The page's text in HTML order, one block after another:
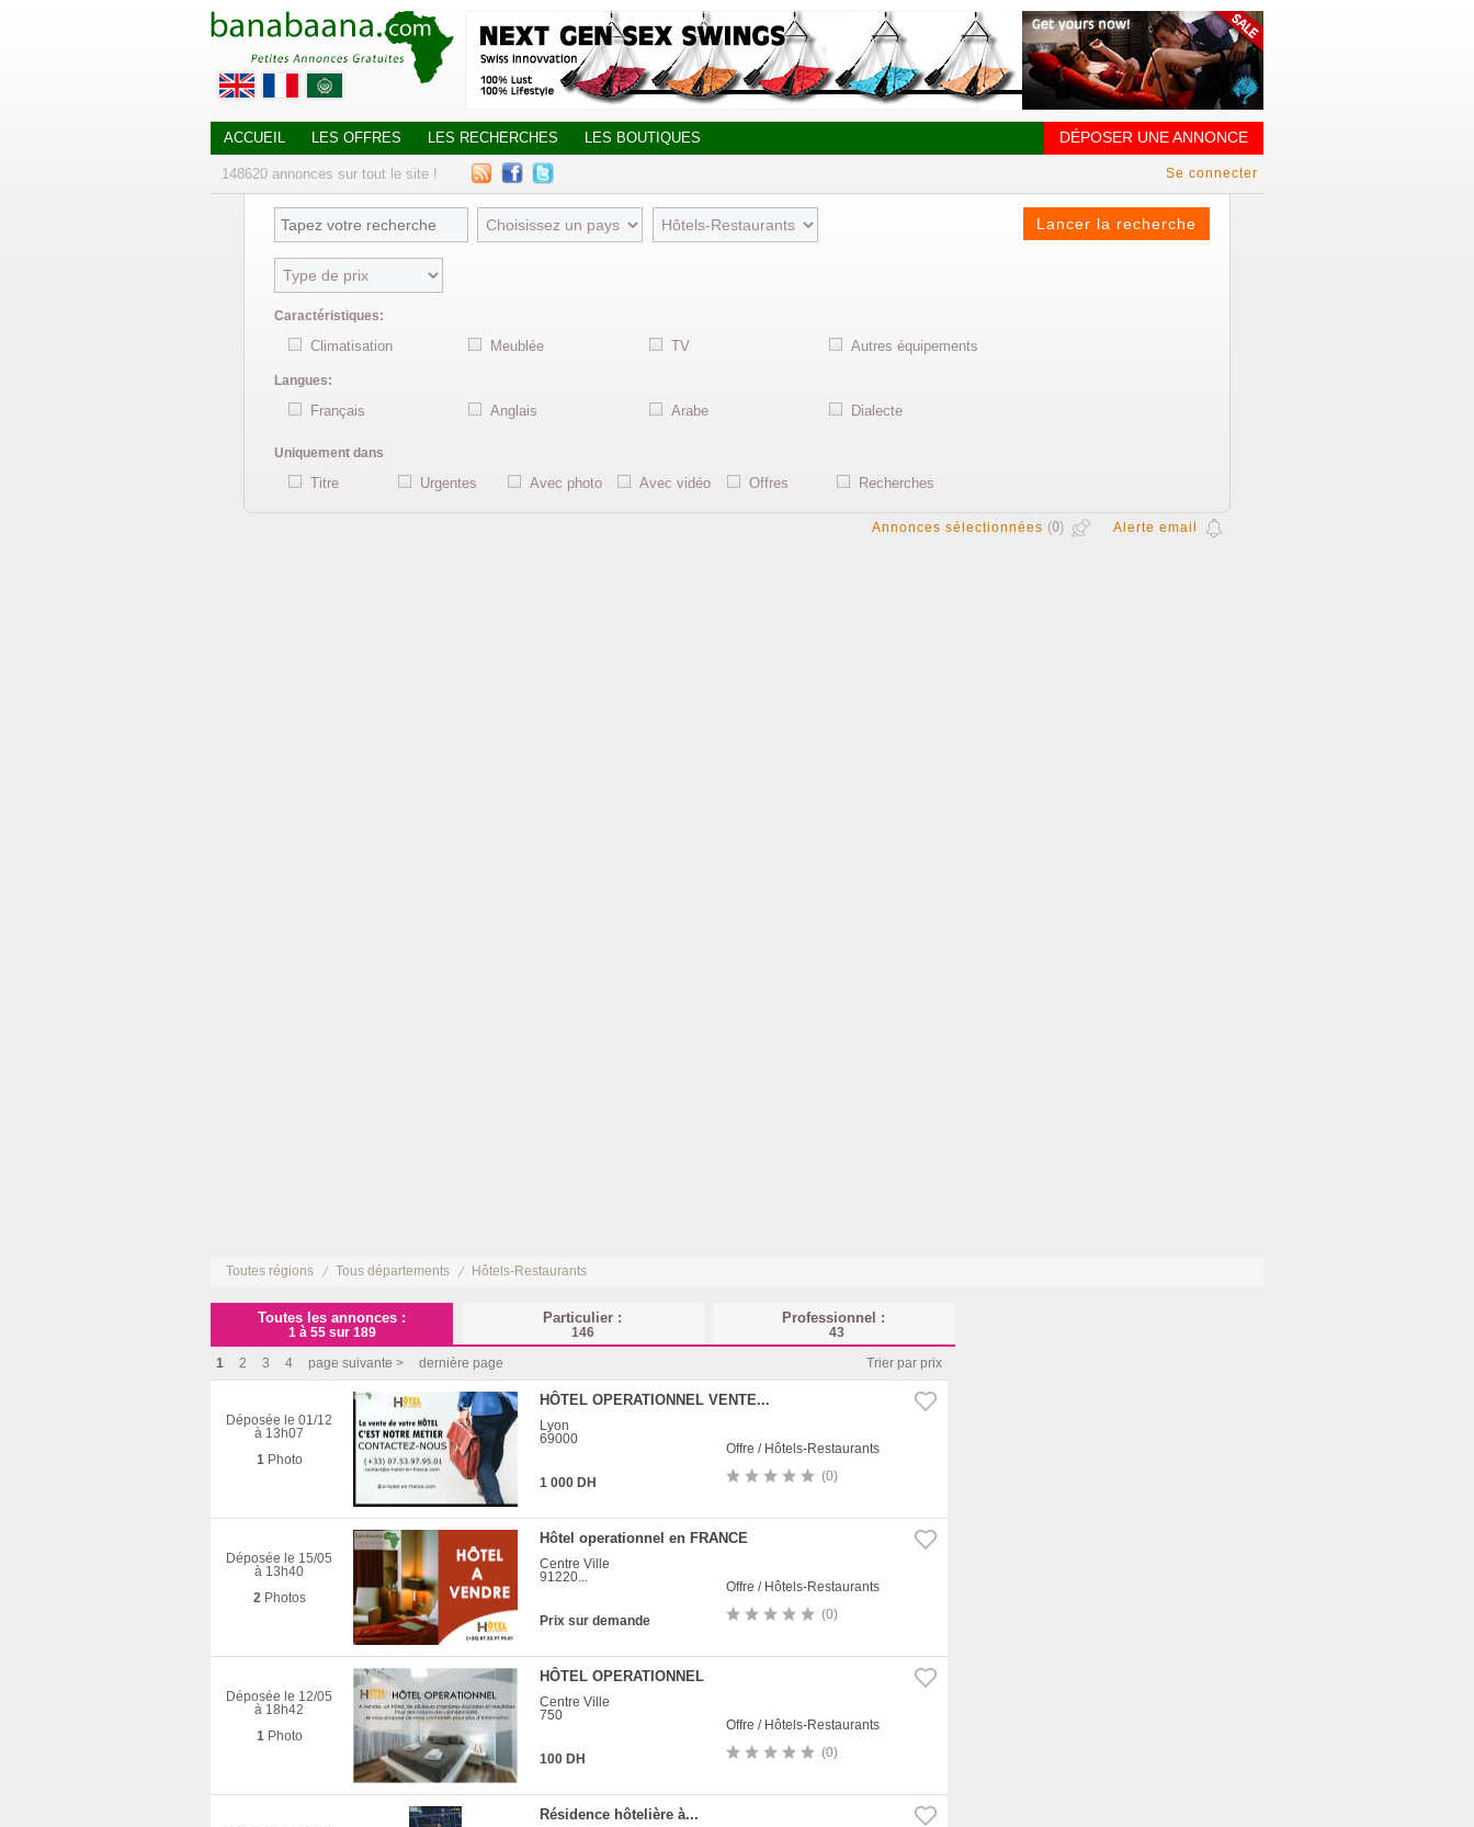
ACCUEIL LES OFFRES LES RECHERCHES LES BOUTIQUES DÉPOSER UNE ANNONCE
148620 annonces sur tout le site ! Se connecter
Caractéristiques:
Climatisation Meublée TV Autres équipements
Langues:
Français Anglais Arabe Dialecte
Uniquement dans
Titre Urgentes Avec photo Avec vidéo Offres Recherches
Alerte email
Annonces sélectionnées (0)
Toutes régions Tous départements Hôtels-Restaurants
Toutes les annonces :
1 à 55 sur 189
Particulier :
146
Professionnel :
43
1 2 3 4 page suivante > dernière page Trier par prix
HÔTEL OPERATIONNEL VENTE...
Déposée le 01/12
à 13h07
1 Photo
Lyon
69000
1 000 DH
Offre / Hôtels-Restaurants
(0)
Hôtel operationnel en FRANCE
Déposée le 15/05
à 13h40
2 Photos
Centre Ville
91220...
Prix sur demande
Offre / Hôtels-Restaurants
(0)
HÔTEL OPERATIONNEL
Déposée le 12/05
à 18h42
1 Photo
Centre Ville
750
100 DH
Offre / Hôtels-Restaurants
(0)
Résidence hôtelière à...